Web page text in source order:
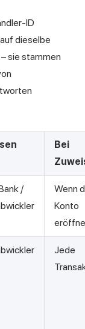
ID
dieselbe
sie stammen
Bei
/
Wenn
Konto
Jede